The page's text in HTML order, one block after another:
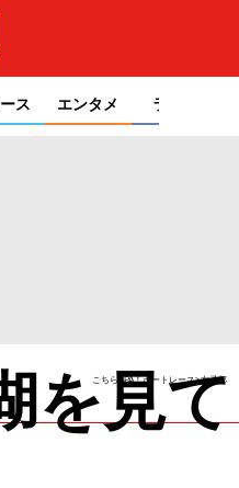
ス エンタメ ライフ
こちらSPA！ボートレース>女子部
を見